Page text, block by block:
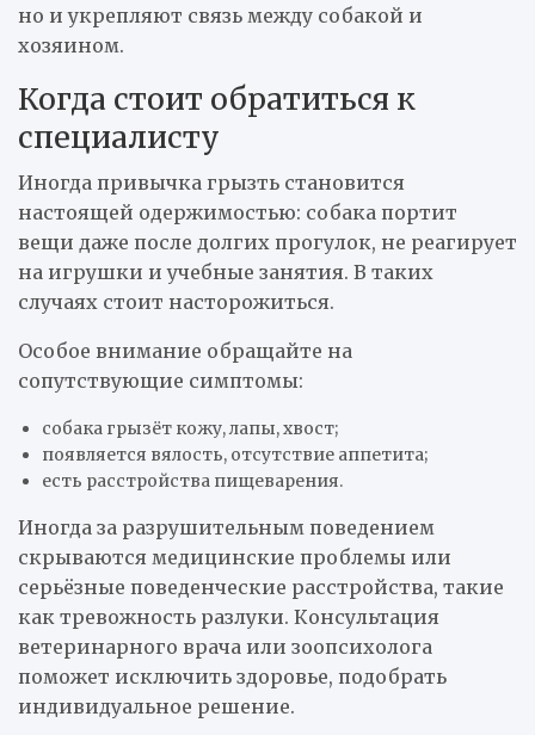
но и укрепляют связь между собакой и
хозяином.
Когда стоит обратиться к
специалисту
Иногда привычка грызть становится
настоящей одержимостью: собака портит
вещи даже после долгих прогулок, не реагирует
на игрушки и учебные занятия. В таких
случаях стоит насторожиться.
Особое внимание обращайте на
сопутствующие симптомы:
собака грызёт кожу, лапы, хвост;
появляется вялость, отсутствие аппетита;
есть расстройства пищеварения.
Иногда за разрушительным поведением
скрываются медицинские проблемы или
серьёзные поведенческие расстройства, такие
как тревожность разлуки. Консультация
ветеринарного врача или зоопсихолога
поможет исключить здоровье, подобрать
индивидуальное решение.